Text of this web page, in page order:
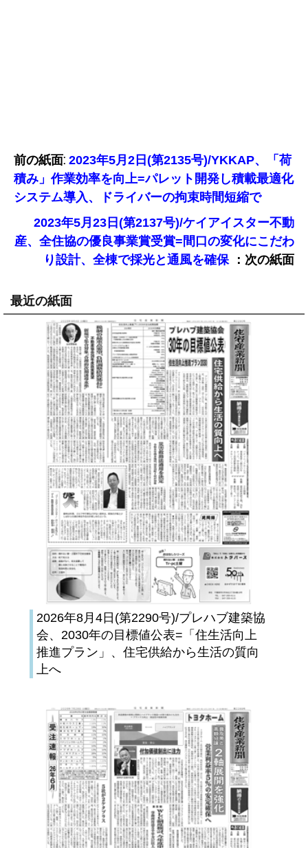
前の紙面: 2023年5月2日(第2135号)/YKKAP、「荷
積み」作業効率を向上=パレット開発し積載最適化
システム導入、ドライバーの拘束時間短縮で
2023年5月23日(第2137号)/ケイアイスター不動
産、全住協の優良事業賞受賞=間口の変化にこだわ
り設計、全棟で採光と通風を確保：次の紙面
最近の紙面
2026年8月4日(第2290号)/プレハブ建築協
会、2030年の目標値公表=「住生活向上
推進プラン」、住宅供給から生活の質向
上へ